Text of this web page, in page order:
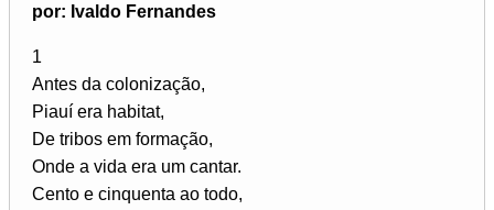
por: Ivaldo Fernandes
1
Antes da colonização,
Piauí era habitat,
De tribos em formação,
Onde a vida era um cantar.
Cento e cinquenta ao todo,